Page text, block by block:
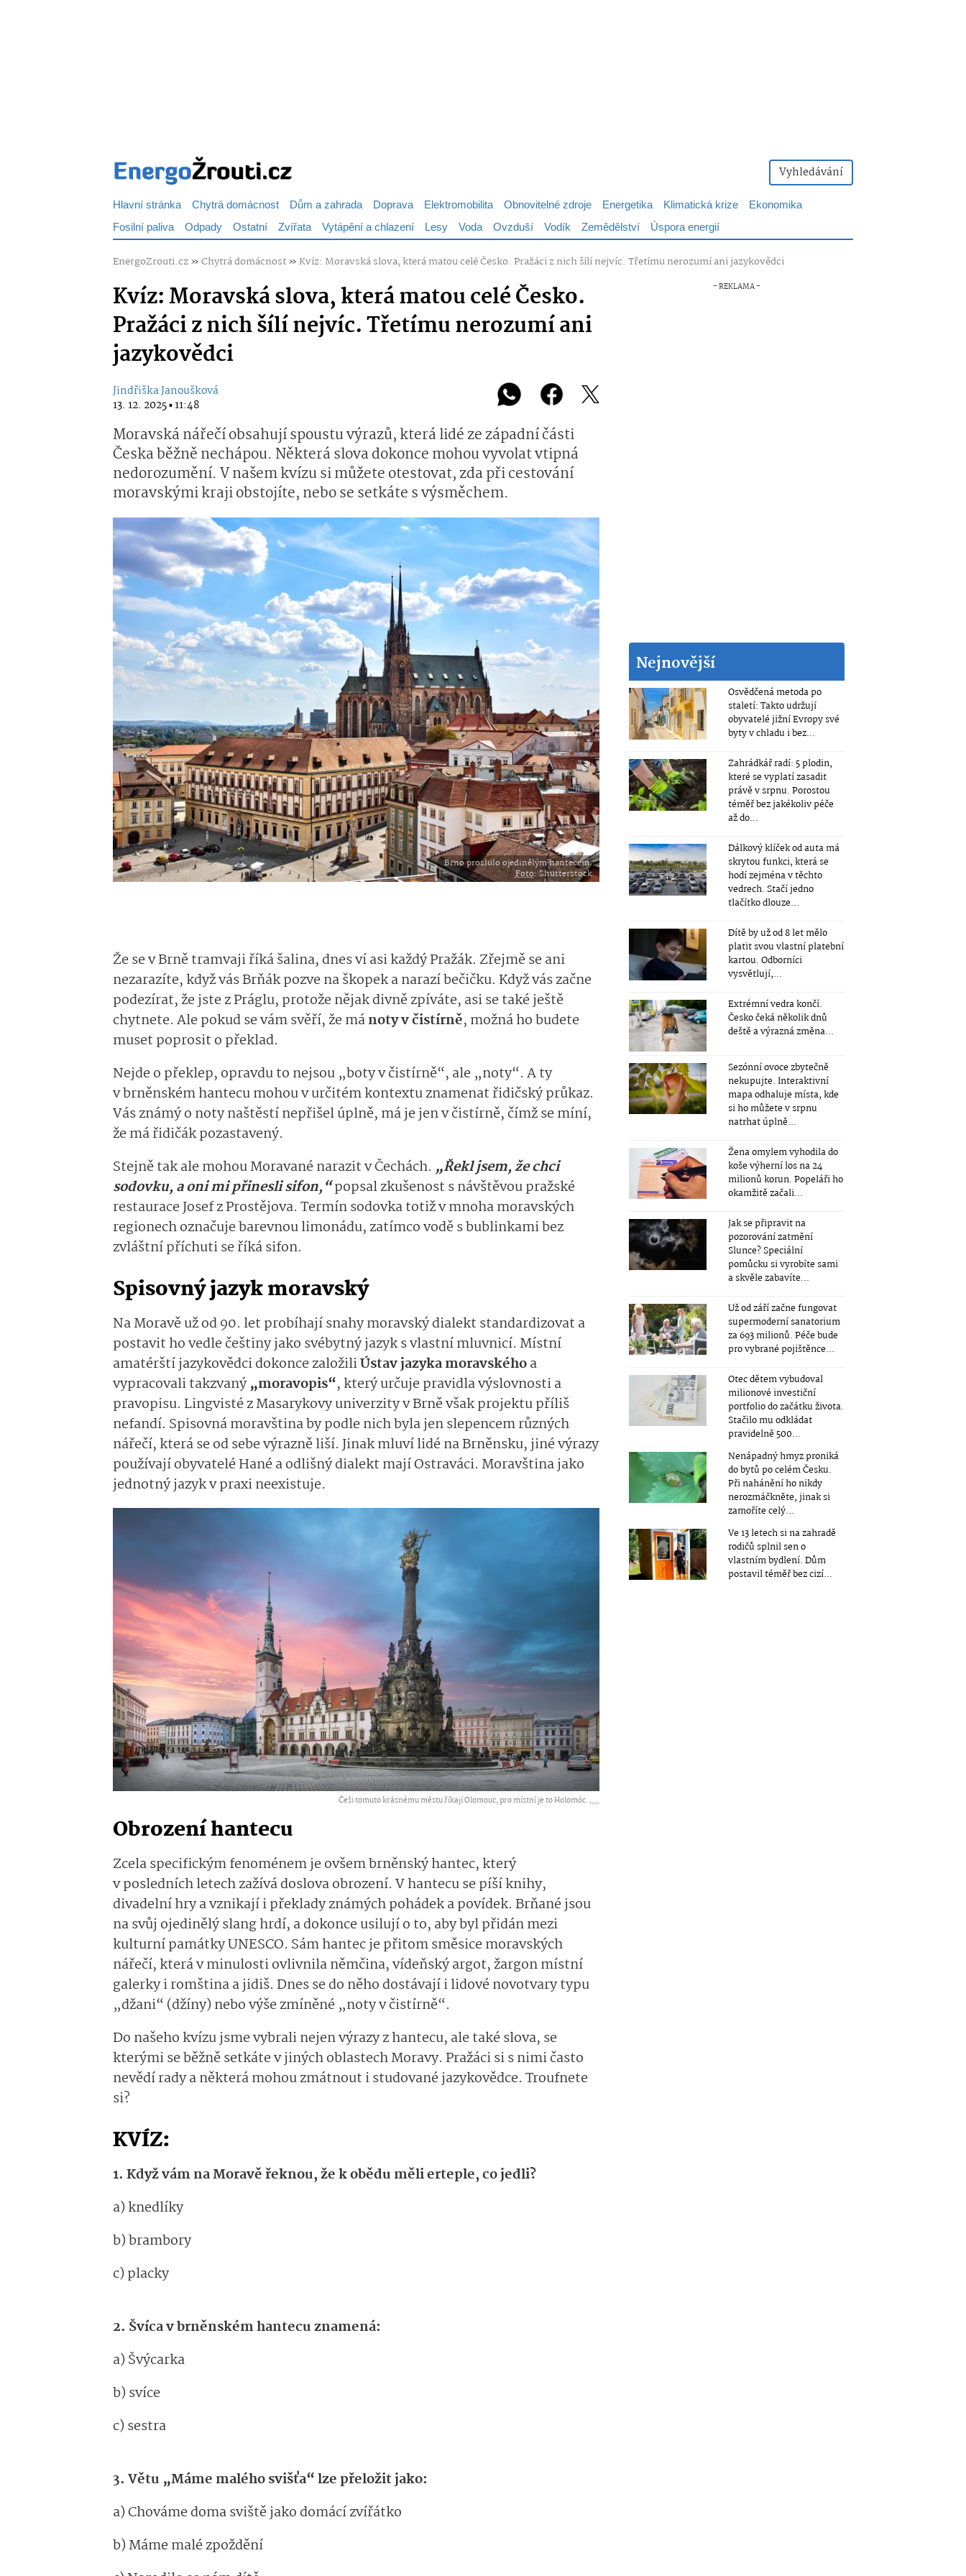
Vyhledávání
Hlavní stránka Chytrá domácnost Dům a zahrada Doprava Elektromobilita Obnovitelné zdroje Energetika Klimatická krize
Ekonomika
Fosilní paliva Odpady Ostatní Zvířata Vytápění a chlazení Lesy Voda Ovzduší Vodík Zemědělství Úspora energií
EnergoZrouti.cz»Chytrá domácnost»Kvíz: Moravská slova, která matou celé Česko. Pražáci z nich šílí nejvíc. Třetímu nerozumí ani jazykovědci
Kvíz: Moravská slova, která matou celé Česko.
Pražáci z nich šílí nejvíc. Třetímu nerozumí ani
jazykovědci
Jindřiška Janoušková
13. 12. 2025 ▪ 11:48
Moravská nářečí obsahují spoustu výrazů, která lidé ze západní části
Česka běžně nechápou. Některá slova dokonce mohou vyvolat vtipná
nedorozumění. V našem kvízu si můžete otestovat, zda při cestování
moravskými kraji obstojíte, nebo se setkáte s výsměchem.
Brno proslulo ojedinělým hantecem.
Foto: Shutterstock
Že se v Brně tramvaji říká šalina, dnes ví asi každý Pražák. Zřejmě se ani
nezarazíte, když vás Brňák pozve na škopek a narazí bečičku. Když vás začne
podezírat, že jste z Práglu, protože nějak divně zpíváte, asi se také ještě
chytnete. Ale pokud se vám svěří, že mánoty v čistírně, možná ho budete
muset poprosit o překlad.
Nejde o překlep, opravdu to nejsou „boty v čistírně“, ale „noty“. A ty
v brněnském hantecu mohou v určitém kontextu znamenat řidičský průkaz.
Vás známý o noty naštěstí nepřišel úplně, má je jen v čistírně, čímž se míní,
že má řidičák pozastavený.
Stejně tak ale mohou Moravané narazit v Čechách. „Řekl jsem, že chci
sodovku, a oni mi přinesli sifon,“popsal zkušenost s návštěvou pražské
restaurace Josef z Prostějova. Termín sodovka totiž v mnoha moravských
regionech označuje barevnou limonádu, zatímco vodě s bublinkami bez
zvláštní příchuti se říká sifon.
Spisovný jazyk moravský
Na Moravě už od 90. let probíhají snahy moravský dialekt standardizovat a
postavit ho vedle češtiny jako svébytný jazyk s vlastní mluvnicí. Místní
amatérští jazykovědci dokonce založiliÚstav jazyka moravskéhoa
vypracovali takzvaný„moravopis“, který určuje pravidla výslovnosti a
pravopisu. Lingvisté z Masarykovy univerzity v Brně však projektu příliš
nefandí. Spisovná moravština by podle nich byla jen slepencem různých
nářečí, která se od sebe výrazně liší. Jinak mluví lidé na Brněnsku, jiné výrazy
používají obyvatelé Hané a odlišný dialekt mají Ostraváci. Moravština jako
jednotný jazyk v praxi neexistuje.
Češi tomuto krásnému městu říkají Olomouc, pro místní je to Holomóc. ,...
Obrození hantecu
Zcela specifickým fenoménem je ovšem brněnský hantec, který
v posledních letech zažívá doslova obrození. V hantecu se píší knihy,
divadelní hry a vznikají i překlady známých pohádek a povídek. Brňané jsou
na svůj ojedinělý slang hrdí, a dokonce usilují o to, aby byl přidán mezi
kulturní památky UNESCO. Sám hantec je přitom směsice moravských
nářečí, která v minulosti ovlivnila němčina, vídeňský argot, žargon místní
galerky i romština a jidiš. Dnes se do něho dostávají i lidové novotvary typu
„džani“ (džíny) nebo výše zmíněné „noty v čistírně“.
Do našeho kvízu jsme vybrali nejen výrazy z hantecu, ale také slova, se
kterými se běžně setkáte v jiných oblastech Moravy. Pražáci si s nimi často
nevědí rady a některá mohou zmátnout i studované jazykovědce. Troufnete
si?
KVÍZ:
1. Když vám na Moravě řeknou, že k obědu měli erteple, co jedli?
a) knedlíky
b) brambory
c) placky
2. Švíca v brněnském hantecu znamená:
a) Švýcarka
b) svíce
c) sestra
3. Větu „Máme malého svišťa“ lze přeložit jako:
a) Chováme doma sviště jako domácí zvířátko
b) Máme malé zpoždění
Nejnovější
Osvědčená metoda po
staletí: Takto udržují
obyvatelé jižní Evropy své
byty v chladu i bez...
Zahrádkář radí: 5 plodin,
které se vyplatí zasadit
právě v srpnu. Porostou
téměř bez jakékoliv péče
až do...
Dálkový klíček od auta má
skrytou funkci, která se
hodí zejména v těchto
vedrech. Stačí jedno
tlačítko dlouze...
Dítě by už od 8 let mělo
platit svou vlastní platební
kartou. Odborníci
vysvětlují,...
Extrémní vedra končí.
Česko čeká několik dnů
deště a výrazná změna...
Sezónní ovoce zbytečně
nekupujte. Interaktivní
mapa odhaluje místa, kde
si ho můžete v srpnu
natrhat úplně...
Žena omylem vyhodila do
koše výherní los na 24
milionů korun. Popeláři ho
okamžitě začali...
Jak se připravit na
pozorování zatmění
Slunce? Speciální
pomůcku si vyrobíte sami
a skvěle zabavíte...
Už od září začne fungovat
supermoderní sanatorium
za 693 milionů. Péče bude
pro vybrané pojištěnce...
Otec dětem vybudoval
milionové investiční
portfolio do začátku života.
Stačilo mu odkládat
pravidelně 500...
Nenápadný hmyz proniká
do bytů po celém Česku.
Při nahánění ho nikdy
nerozmáčkněte, jinak si
zamoříte celý...
Ve 13 letech si na zahradě
rodičů splnil sen o
vlastním bydlení. Dům
postavil téměř bez cizí...